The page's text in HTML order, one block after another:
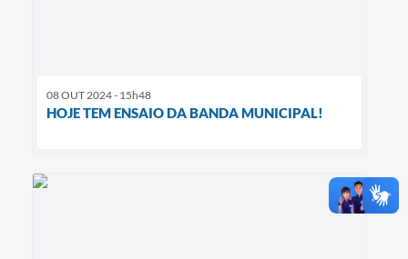
08 OUT 2024 - 15h48
HOJE TEM ENSAIO DA BANDA MUNICIPAL!